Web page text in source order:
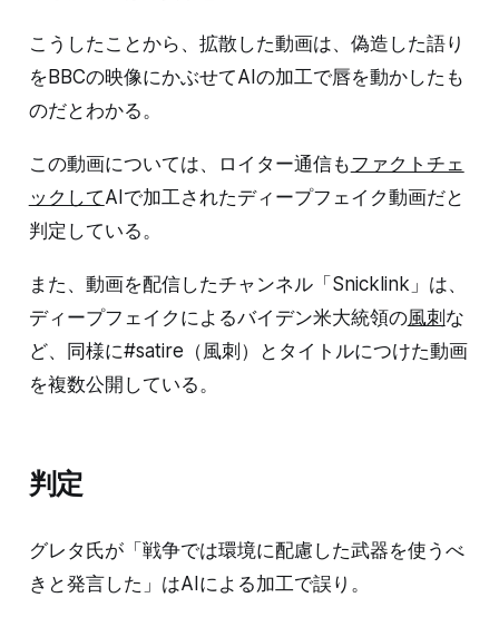
こうしたことから、拡散した動画は、偽造した語り
をBBCの映像にかぶせてAIの加工で唇を動かしたも
のだとわかる。
この動画については、ロイター通信もファクトチェ
ックしてAIで加工されたディープフェイク動画だと
判定している。
また、動画を配信したチャンネル「Snicklink」は、
ディープフェイクによるバイデン米大統領の風刺な
ど、同様に#satire（風刺）とタイトルにつけた動画
を複数公開している。
判定
グレタ氏が「戦争では環境に配慮した武器を使うべ
きと発言した」はAIによる加工で誤り。